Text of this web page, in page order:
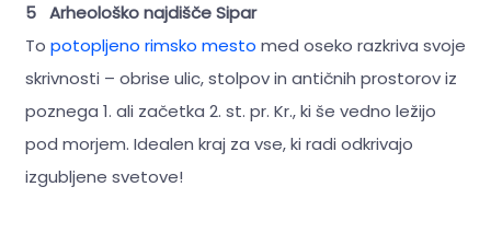
5 Arheološko najdišče Sipar
To potopljeno rimsko mesto med oseko razkriva svoje
skrivnosti – obrise ulic, stolpov in antičnih prostorov iz
poznega 1. ali začetka 2. st. pr. Kr., ki še vedno ležijo
pod morjem. Idealen kraj za vse, ki radi odkrivajo
izgubljene svetove!